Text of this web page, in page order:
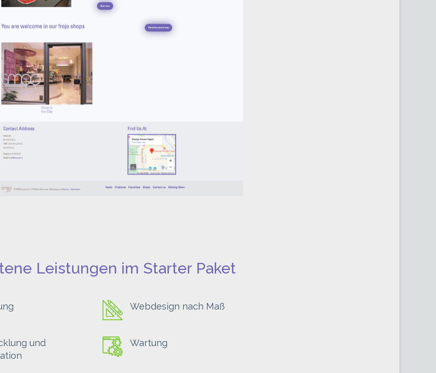
Leistungen im Starter Paket
und
Webdesign nach Maß
Wartung